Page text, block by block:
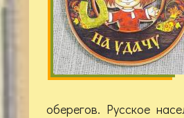
оберегов. Русское